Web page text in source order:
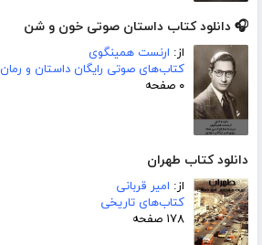
🎧 دانلود کتاب داستان صوتی خون و شن
از: ارنست همینگوی
کتاب‌های صوتی رایگان داستان و رمان
۰ صفحه
دانلود کتاب طهران
از: امیر قربانی
کتاب‌های تاریخی
۱۷۸ صفحه